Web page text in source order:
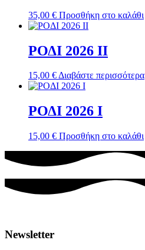
35,00 € Προσθήκη στο καλάθι
ΡΟΔΙ 2026 ΙI
15,00 €Διαβάστε περισσότερα
ΡΟΔΙ 2026 Ι
15,00 € Προσθήκη στο καλάθι
Newsletter